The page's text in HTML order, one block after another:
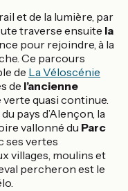
et de la lumière, par
traverse ensuite la
pour rejoindre, à la
Ce parcours
de La Véloscénie
de l’ancienne
verte quasi continue.
pays d’Alençon, la
vallonné du Parc
ses vertes
villages, moulins et
percheron est le